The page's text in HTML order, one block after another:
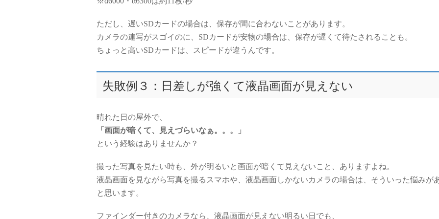
ただし、遅いSDカードの場合は、保存が間に合わないことがあります。
カメラの連写がスゴイのに、SDカードが安物の場合は、保存が遅くて待たされることも。
ちょっと高いSDカードは、スピードが違うんです。
失敗例３：日差しが強くて液晶画面が見えない
晴れた日の屋外で、
「画面が暗くて、見えづらいなぁ。。。」
という経験はありませんか？
撮った写真を見たい時も、外が明るいと画面が暗くて見えないこと、ありますよね。
液晶画面を見ながら写真を撮るスマホや、液晶画面しかないカメラの場合は、そういった悩みが
と思います。
ファインダー付きのカメラなら、液晶画面が見えない明るい日でも、